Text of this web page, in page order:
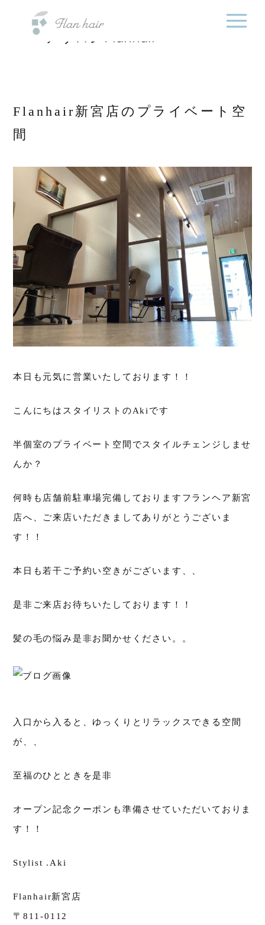
院・半個室オーガニック
ヘアサロンFlanhair
Flanhair新宮店のプライベート空
間
本日も元気に営業いたしております！！
こんにちはスタイリストのAkiです
半個室のプライベート空間でスタイルチェンジしませ
んか？
何時も店舗前駐車場完備しておりますフランヘア新宮
店へ、ご来店いただきましてありがとうございま
す！！
本日も若干ご予約い空きがございます、、
是非ご来店お待ちいたしております！！
髪の毛の悩み是非お聞かせください。。
入口から入ると、ゆっくりとリラックスできる空間
が、、
至福のひとときを是非
オープン記念クーポンも準備させていただいておりま
す！！
Stylist .Aki
Flanhair新宮店
〒811-0112